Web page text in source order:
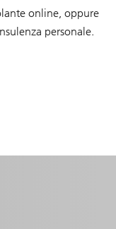
online, oppure
personale.